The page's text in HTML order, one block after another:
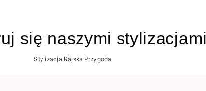
się naszymi stylizacjami
Stylizacja Rajska Przygoda